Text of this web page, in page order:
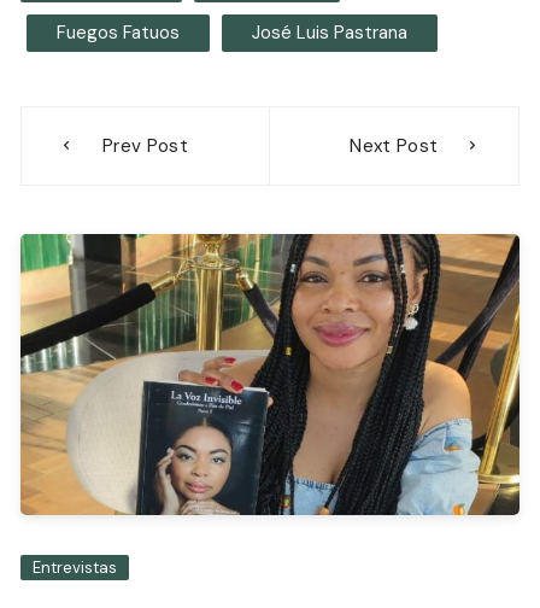
Fuegos Fatuos José Luis Pastrana
Prev Post Next Post
Entrevistas